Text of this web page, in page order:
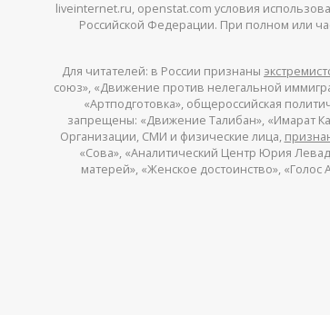
liveinternet.ru, openstat.com условия
Российской Федерации. При полном или
Для читателей: в России признаны
союз», «Движение против нелегальной
«Артподготовка», общероссийская
запрещены: «Движение Талибан», «Имарат
Организации, СМИ и физические лица,
«Сова», «Аналитический Центр Юрия
матерей», «Женское достоинство»,